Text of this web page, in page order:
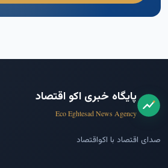
پایگاه خبری اکو اقتصاد
Eco Eghtesad News Agency
صدای اقتصاد با اکواقتصاد